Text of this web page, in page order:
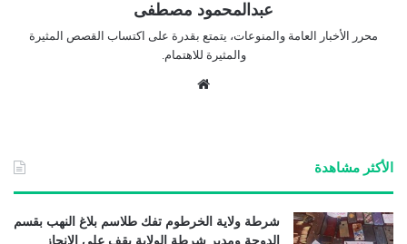
عبدالمحمود مصطفى
محرر الأخبار العامة والمنوعات، يتمتع بقدرة على اكتساب القصص المثيرة
والمثيرة للاهتمام.
الأكثر مشاهدة
شرطة ولاية الخرطوم تفك طلاسم بلاغ النهب بقسم
الدوحة ومدير شرطة الولاية يقف على الإنجاز